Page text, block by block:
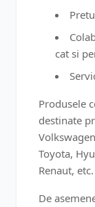
cat si
Produsele
destinate
Toyota,
Renaut, etc.
De